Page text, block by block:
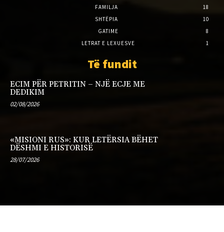
FAMILJA
18
SHTËPIA
10
GATIME
8
LETRAT E LEXUESVE
1
Të fundit
ECIM PËR PETRITIN – NJË ECJE ME
DEDIKIM
02/08/2026
«MISIONI RUS»: KUR LETËRSIA BËHET
DËSHMI E HISTORISË
28/07/2026